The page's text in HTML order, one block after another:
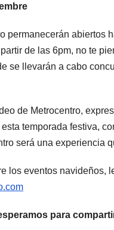
permanecerán abiertos
de las 6pm, no te
se llevarán a cabo
de Metrocentro,
temporada festiva,
será una experiencia
los eventos navideños,
para